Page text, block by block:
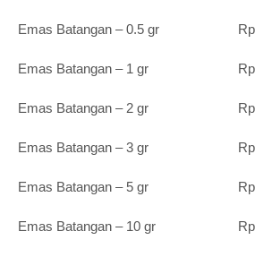
Emas Batangan – 0.5 gr Rp
Emas Batangan – 1 gr Rp
Emas Batangan – 2 gr Rp
Emas Batangan – 3 gr Rp
Emas Batangan – 5 gr Rp
Emas Batangan – 10 gr Rp